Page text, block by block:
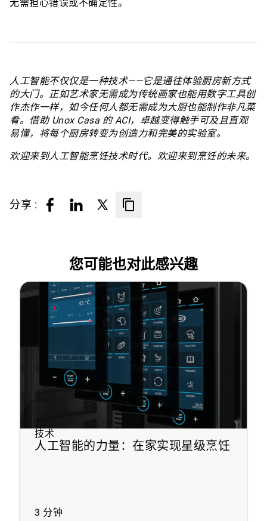
无需担心错误或不确定性。
人工智能不仅仅是一种技术——它是通往体验厨房新方式
的大门。正如艺术家无需成为传统画家也能用数字工具创
作杰作一样，如今任何人都无需成为大厨也能制作非凡菜
肴。借助 Unox Casa 的 ACI，卓越变得触手可及且直观
易懂，将每个厨房转变为创造力和完美的实验室。
欢迎来到人工智能烹饪技术时代。欢迎来到烹饪的未来。
分享 :
您可能也对此感兴趣
技术
人工智能的力量：在家实现星级烹饪
3 分钟